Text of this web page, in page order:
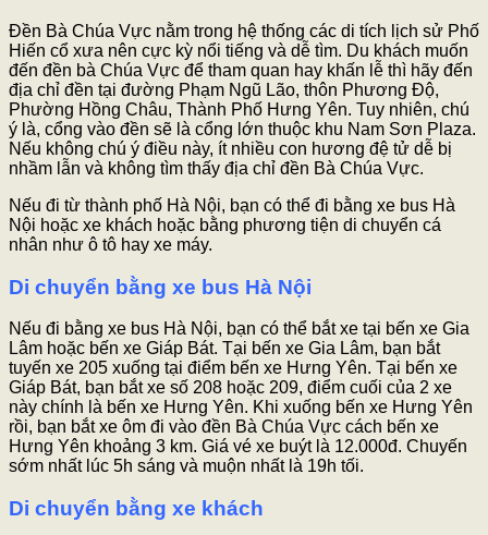
Đền Bà Chúa Vực nằm trong hệ thống các di tích lịch sử Phố
Hiến cổ xưa nên cực kỳ nổi tiếng và dễ tìm. Du khách muốn
đến đền bà Chúa Vực để tham quan hay khấn lễ thì hãy đến
địa chỉ đền tại đường Phạm Ngũ Lão, thôn Phương Độ,
Phường Hồng Châu, Thành Phố Hưng Yên. Tuy nhiên, chú
ý là, cổng vào đền sẽ là cổng lớn thuộc khu Nam Sơn Plaza.
Nếu không chú ý điều này, ít nhiều con hương đệ tử dễ bị
nhầm lẫn và không tìm thấy địa chỉ đền Bà Chúa Vực.
Nếu đi từ thành phố Hà Nội, bạn có thể đi bằng xe bus Hà
Nội hoặc xe khách hoặc bằng phương tiện di chuyển cá
nhân như ô tô hay xe máy.
Di chuyển bằng xe bus Hà Nội
Nếu đi bằng xe bus Hà Nội, bạn có thể bắt xe tại bến xe Gia
Lâm hoặc bến xe Giáp Bát. Tại bến xe Gia Lâm, bạn bắt
tuyến xe 205 xuống tại điểm bến xe Hưng Yên. Tại bến xe
Giáp Bát, bạn bắt xe số 208 hoặc 209, điểm cuối của 2 xe
này chính là bến xe Hưng Yên. Khi xuống bến xe Hưng Yên
rồi, bạn bắt xe ôm đi vào đền Bà Chúa Vực cách bến xe
Hưng Yên khoảng 3 km. Giá vé xe buýt là 12.000đ. Chuyến
sớm nhất lúc 5h sáng và muộn nhất là 19h tối.
Di chuyển bằng xe khách